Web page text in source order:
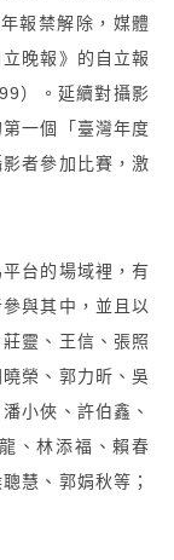
報禁解除，媒體
晚報》的自立報
）。延續對攝影
一個「臺灣年度
者參加比賽，激
台的場域裡，有
與其中 ，並且以
靈、王信、張照
榮、郭力昕、吳
小俠、許伯鑫、
、林添福、賴春
慧、郭娟秋等；